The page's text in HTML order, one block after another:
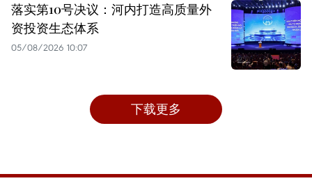
落实第10号决议：河内打造高质量外
资投资生态体系
05/08/2026 10:07
下载更多